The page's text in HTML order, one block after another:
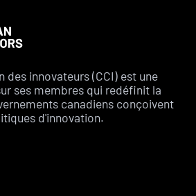
des innovateurs (CCI) est une
ses membres qui redéfinit la
canadiens conçoivent
d'innovation.